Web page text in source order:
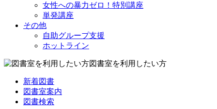
女性への暴力ゼロ！特別講座
単発講座
その他
自助グループ支援
ホットライン
図書室を利用したい方
新着図書
図書室案内
図書検索